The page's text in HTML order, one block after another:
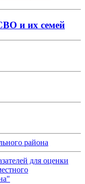
и их семей
района
для оценки